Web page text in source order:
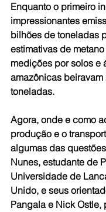
Enquanto o primeiro
impressionantes
bilhões de toneladas
estimativas de
medições por solos e
amazônicas
toneladas.
Agora, onde e como
produção e o
algumas das
Nunes, estudante de
Universidade de
Unido, e seus
Pangala e Nick Ostle,